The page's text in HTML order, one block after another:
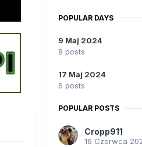
POPULAR DAYS
9 Maj 2024
8 posts
17 Maj 2024
6 posts
POPULAR POSTS
Cropp911
16 Czerwca